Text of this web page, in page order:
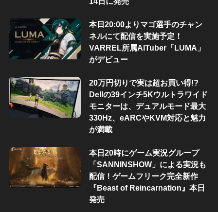
本日20:00よりマゴ選手のチャン
ネルにて配信を実施予定！
VARREL所属AITuber「LUMA」
がデビュー
20万円切りで実は超お買い得!?
Dellの39インチ5Kウルトラワイド
モニターは、デュアルモード最大
330Hz、eARCやKVM対応と魅力
が満載
本日20時にゲーム実況グループ
「SANNINSHOW」による実況も
配信！ゲームフリーク完全新作
『Beast of Reincarnation』本日
発売